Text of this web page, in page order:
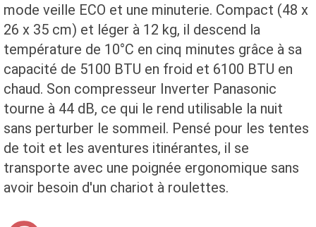
mode veille ECO et une minuterie. Compact (48 x
26 x 35 cm) et léger à 12 kg, il descend la
température de 10°C en cinq minutes grâce à sa
capacité de 5100 BTU en froid et 6100 BTU en
chaud. Son compresseur Inverter Panasonic
tourne à 44 dB, ce qui le rend utilisable la nuit
sans perturber le sommeil. Pensé pour les tentes
de toit et les aventures itinérantes, il se
transporte avec une poignée ergonomique sans
avoir besoin d'un chariot à roulettes.